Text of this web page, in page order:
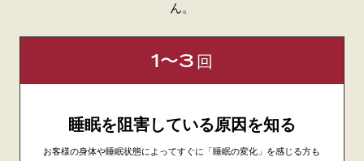
ん。
1〜3 回
睡眠を阻害している原因を知る
お客様の身体や睡眠状態によってすぐに「睡眠の変化」を感じる方も